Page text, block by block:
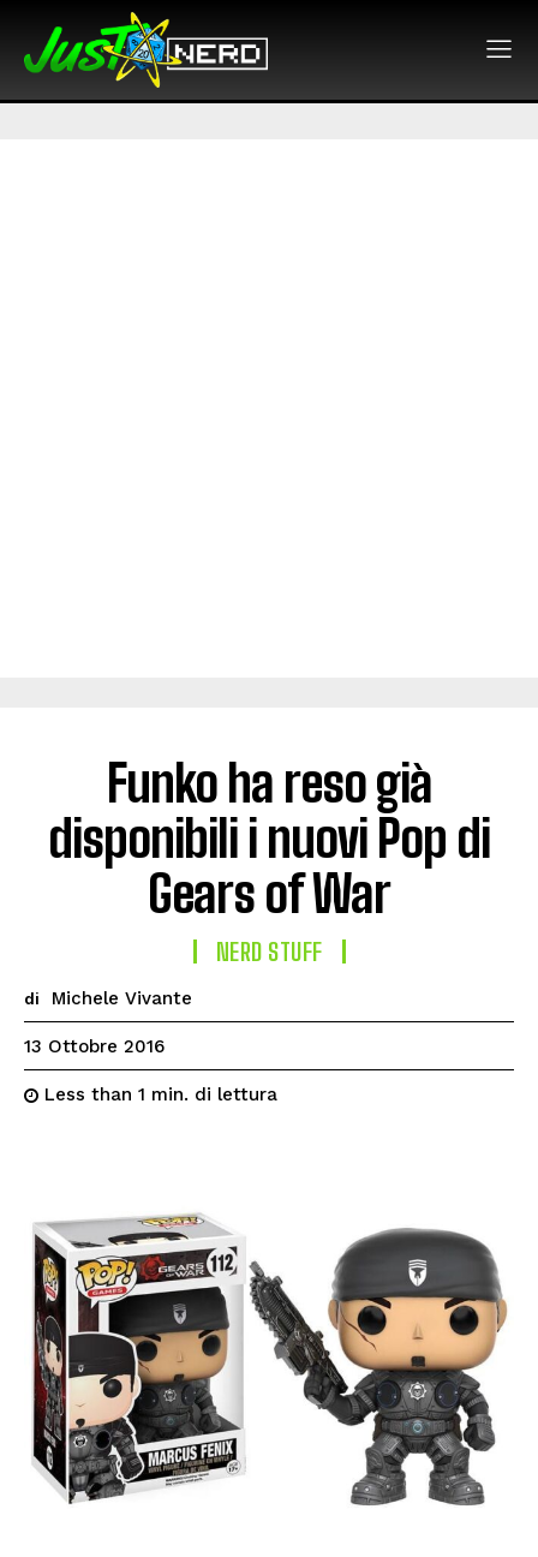
Funko ha reso già
disponibili i nuovi Pop di
Gears of War
NERD STUFF
di Michele Vivante
13 Ottobre 2016
Less than 1 min. di lettura